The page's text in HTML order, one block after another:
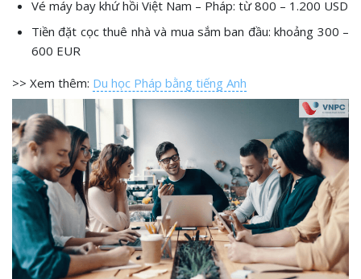
Vé máy bay khứ hồi Việt Nam – Pháp: từ 800 – 1.200 USD
Tiền đặt cọc thuê nhà và mua sắm ban đầu: khoảng 300 –
600 EUR
>> Xem thêm: Du học Pháp bằng tiếng Anh